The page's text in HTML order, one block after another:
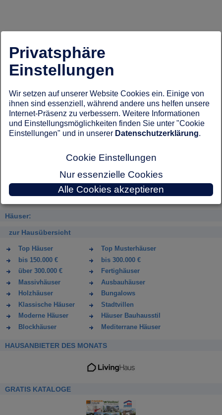
Häuser:
zur Hausübersicht
Top Häuser
Top Musterhäuser
bis 150.000 €
bis 300.000 €
über 300.000 €
Fertighäuser
Massivhäuser
Ausbauhäuser
Holzhäuser
Bungalows
Klassische Häuser
Stadtvillen
Moderne Häuser
Häuser Bauhausstil
Blockhäuser
Mediterrane Häuser
HAUSANBIETER DES MONATS
GRATIS KATALOGE
Privatsphäre
Einstellungen
Wir setzen auf unserer Website Cookies ein. Einige von
ihnen sind essenziell, während andere uns helfen unsere
Internet-Präsenz zu verbessern. Weitere Informationen
und Einstellungsmöglichkeiten finden Sie unter "Cookie
Einstellungen" und in unserer Datenschutzerklärung.
Cookie Einstellungen
Nur essenzielle Cookies
Alle Cookies akzeptieren